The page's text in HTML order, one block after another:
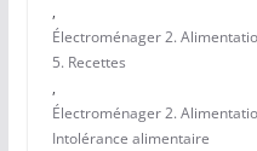
,
Électroménager 2.
5. Recettes
,
Électroménager 2.
Intolérance alimentaire